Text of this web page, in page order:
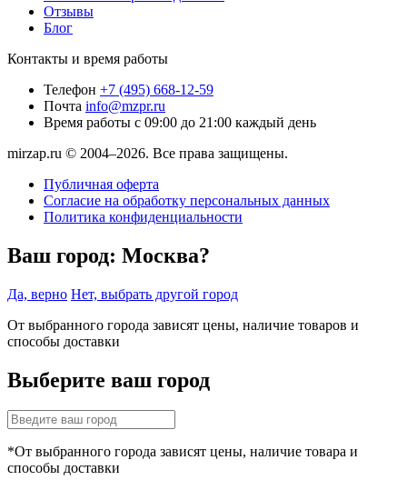
Отзывы
Блог
Контакты и время работы
Телефон +7 (495) 668-12-59
Почта info@mzpr.ru
Время работы с 09:00 до 21:00 каждый день
mirzap.ru © 2004–2026. Все права защищены.
Публичная оферта
Согласие на обработку персональных данных
Политика конфиденциальности
Ваш город: Москва?
Да, верно Нет, выбрать другой город
От выбранного города зависят цены, наличие товаров и
способы доставки
Выберите ваш город
*От выбранного города зависят цены, наличие товара и
способы доставки